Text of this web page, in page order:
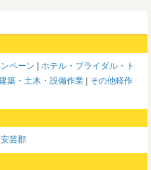
ペーン
ホテル・ブライダル・ト
築・土木・設備作業
その他軽作
安芸郡